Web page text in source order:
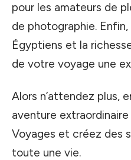
pour les amateurs de
de photographie. Enfin,
Égyptiens et la
de votre voyage une
Alors n’attendez plus,
aventure
Voyages et créez des
toute une vie.